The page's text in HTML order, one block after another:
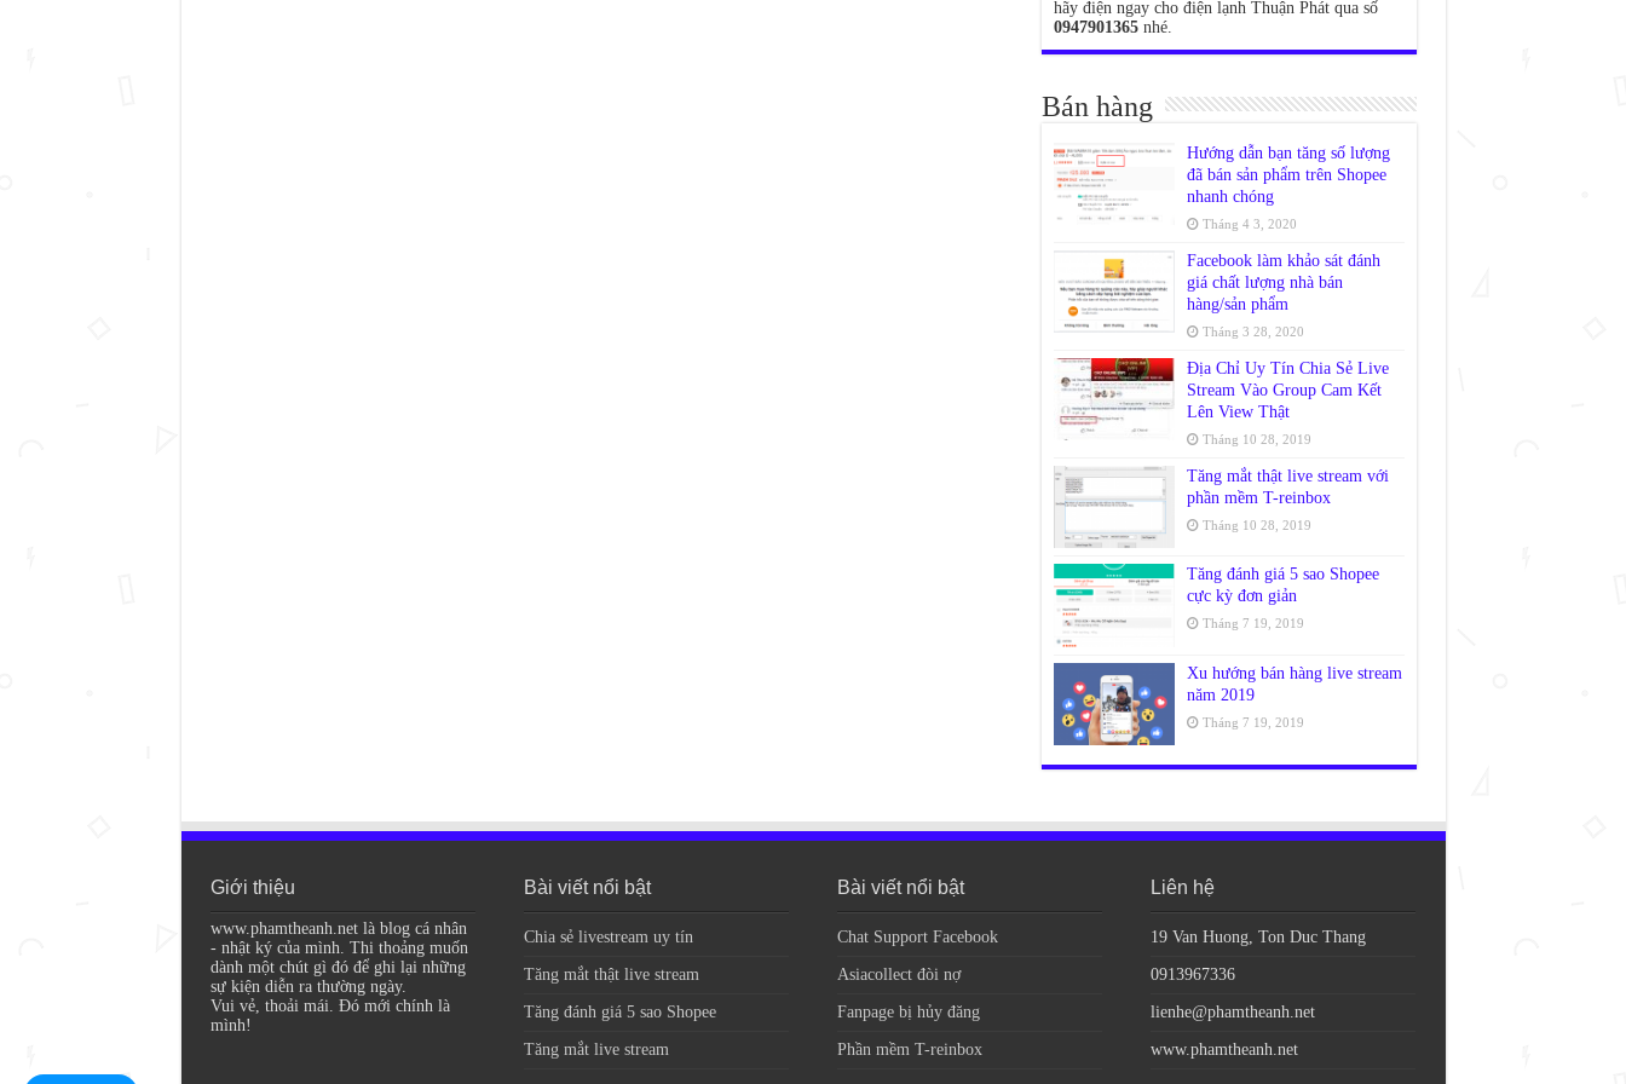
hãy điện ngay cho điện lạnh Thuận Phát qua số
0947901365nhé.
Bán hàng
Hướng dẫn bạn tăng số lượng
đã bán sản phẩm trên Shopee
nhanh chóng
Tháng 4 3, 2020
Facebook làm khảo sát đánh
giá chất lượng nhà bán
hàng/sản phẩm
Tháng 3 28, 2020
Địa Chỉ Uy Tín Chia Sẻ Live
Stream Vào Group Cam Kết
Lên View Thật
Tháng 10 28, 2019
Tăng mắt thật live stream với
phần mềm T-reinbox
Tháng 10 28, 2019
Tăng đánh giá 5 sao Shopee
cực kỳ đơn giản
Tháng 7 19, 2019
Xu hướng bán hàng live stream
năm 2019
Tháng 7 19, 2019
Giới thiệu
www.phamtheanh.net là blog cá nhân
- nhật ký của mình. Thi thoảng muốn
dành một chút gì đó để ghi lại những
sự kiện diễn ra thường ngày.
Vui vẻ, thoải mái. Đó mới chính là
mình!
Bài viết nổi bật
Chia sẻ livestream uy tín
Tăng mắt thật live stream
Tăng đánh giá 5 sao Shopee
Tăng mắt live stream
Bài viết nổi bật
Chat Support Facebook
Asiacollect đòi nợ
Fanpage bị hủy đăng
Phần mềm T-reinbox
Liên hệ
19 Van Huong, Ton Duc Thang
0913967336
lienhe@phamtheanh.net
www.phamtheanh.net